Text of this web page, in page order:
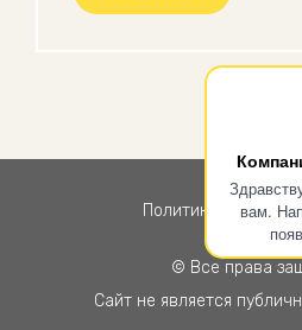
вам.
© Все права
Сайт не является
Политика